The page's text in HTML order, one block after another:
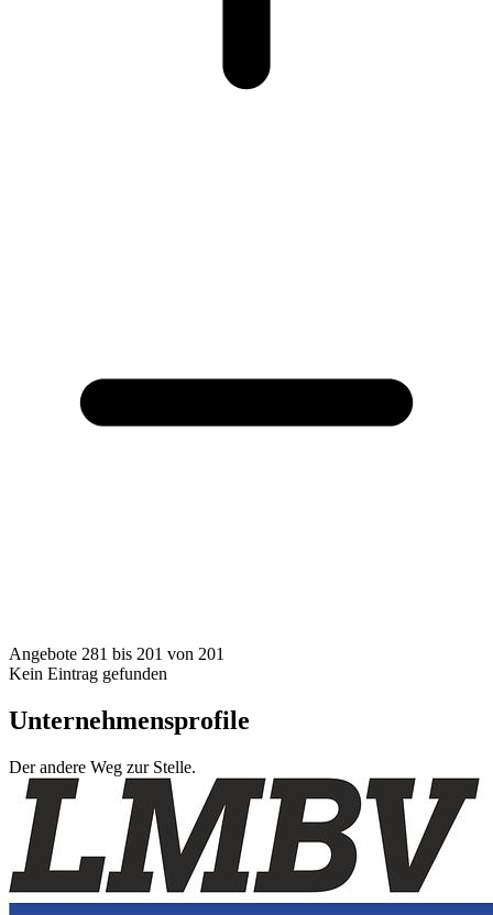
Angebote 281 bis 201 von 201
Kein Eintrag gefunden
Unternehmensprofile
Der andere Weg zur Stelle.